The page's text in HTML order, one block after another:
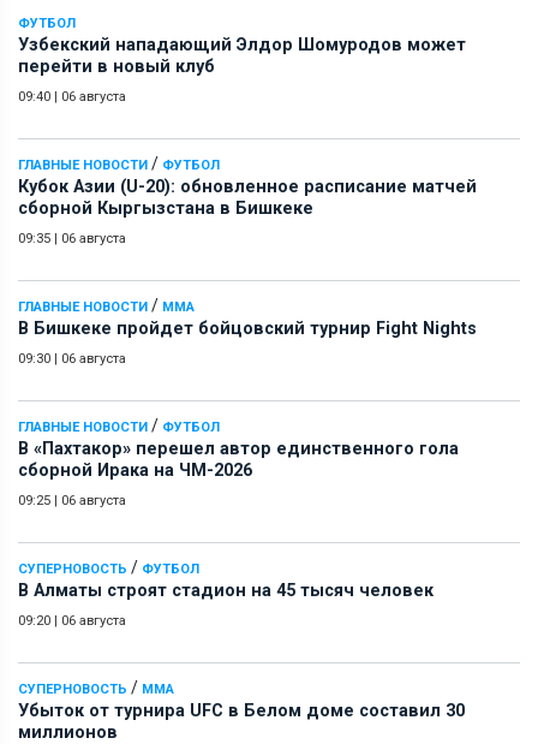
ФУТБОЛ
Узбекский нападающий Элдор Шомуродов может
перейти в новый клуб
09:40 | 06 августа
ГЛАВНЫЕ НОВОСТИ / ФУТБОЛ
Кубок Азии (U-20): обновленное расписание матчей
сборной Кыргызстана в Бишкеке
09:35 | 06 августа
ГЛАВНЫЕ НОВОСТИ / ММА
В Бишкеке пройдет бойцовский турнир Fight Nights
09:30 | 06 августа
ГЛАВНЫЕ НОВОСТИ / ФУТБОЛ
В «Пахтакор» перешел автор единственного гола
сборной Ирака на ЧМ-2026
09:25 | 06 августа
СУПЕРНОВОСТЬ / ФУТБОЛ
В Алматы строят стадион на 45 тысяч человек
09:20 | 06 августа
СУПЕРНОВОСТЬ / ММА
Убыток от турнира UFC в Белом доме составил 30
миллионов